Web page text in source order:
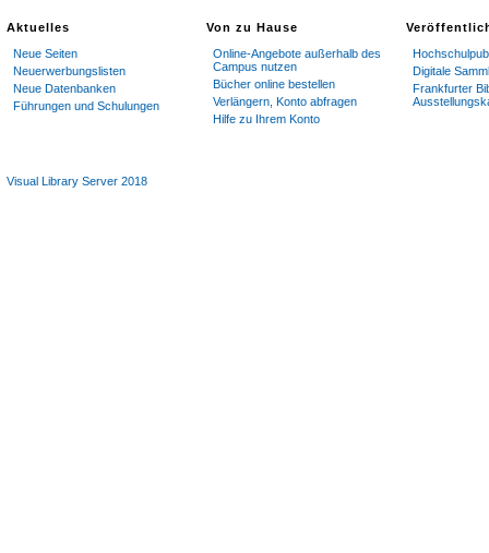
Aktuelles
Neue Seiten
Neuerwerbungslisten
Neue Datenbanken
Führungen und Schulungen
Von zu Hause
Online-Angebote außerhalb des
Campus nutzen
Bücher online bestellen
Verlängern, Konto abfragen
Hilfe zu Ihrem Konto
Digitale
Frankfurter
Visual Library Server 2018